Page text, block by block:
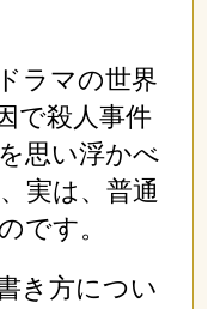
ラマの世界
で殺人事件
思い浮かべ
実は、普通
です。
き方につい